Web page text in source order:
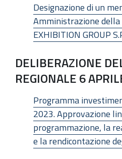
Designazione di un
Amministrazione della
EXHIBITION GROUP
DELIBERAZIONE
REGIONALE 6
Programma
2023. Approvazione
programmazione, la
e la rendicontazione